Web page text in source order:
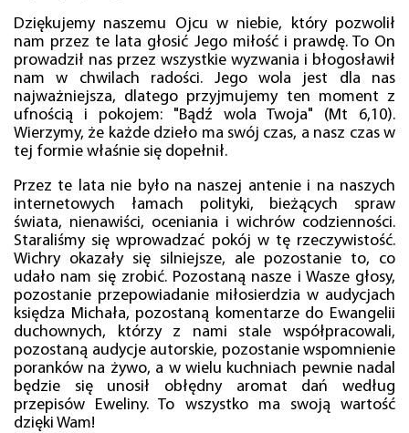
Dziękujemy naszemu Ojcu w niebie, który pozwolił
nam przez te lata głosić Jego miłość i prawdę. To On
prowadził nas przez wszystkie wyzwania i błogosławił
nam w chwilach radości. Jego wola jest dla nas
najważniejsza, dlatego przyjmujemy ten moment z
ufnością i pokojem: "Bądź wola Twoja" (Mt 6,10).
Wierzymy, że każde dzieło ma swój czas, a nasz czas w
tej formie właśnie się dopełnił.
Przez te lata nie było na naszej antenie i na naszych
internetowych łamach polityki, bieżących spraw
świata, nienawiści, oceniania i wichrów codzienności.
Staraliśmy się wprowadzać pokój w tę rzeczywistość.
Wichry okazały się silniejsze, ale pozostanie to, co
udało nam się zrobić. Pozostaną nasze i Wasze głosy,
pozostanie przepowiadanie miłosierdzia w audycjach
księdza Michała, pozostaną komentarze do Ewangelii
duchownych, którzy z nami stale współpracowali,
pozostaną audycje autorskie, pozostanie wspomnienie
poranków na żywo, a w wielu kuchniach pewnie nadal
będzie się unosił obłędny aromat dań według
przepisów Eweliny. To wszystko ma swoją wartość
dzięki Wam!